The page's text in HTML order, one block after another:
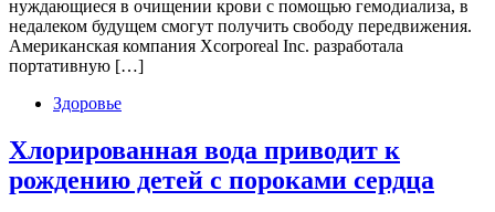
нуждающиеся в очищении крови с помощью гемодиализа, в
недалеком будущем смогут получить свободу передвижения.
Американская компания Xcorporeal Inc. разработала
портативную […]
Здоровье
Хлорированная вода приводит к
рождению детей с пороками сердца